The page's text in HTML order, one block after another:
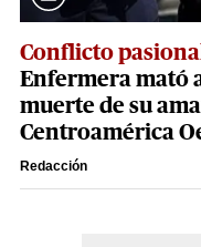
Conflicto
Enfermera mató
muerte de su
Centroamérica
Redacción